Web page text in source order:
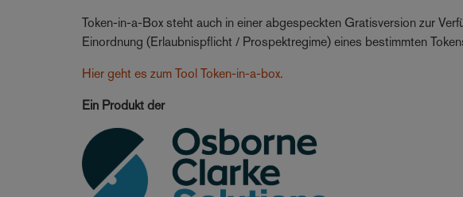
Token-in-a-Box steht auch in einer abgespeckten Gratisversion zur
Einordnung (Erlaubnispflicht / Prospektregime) eines bestimmten
Hier geht es zum Tool Token-in-a-box.
Ein Produkt der